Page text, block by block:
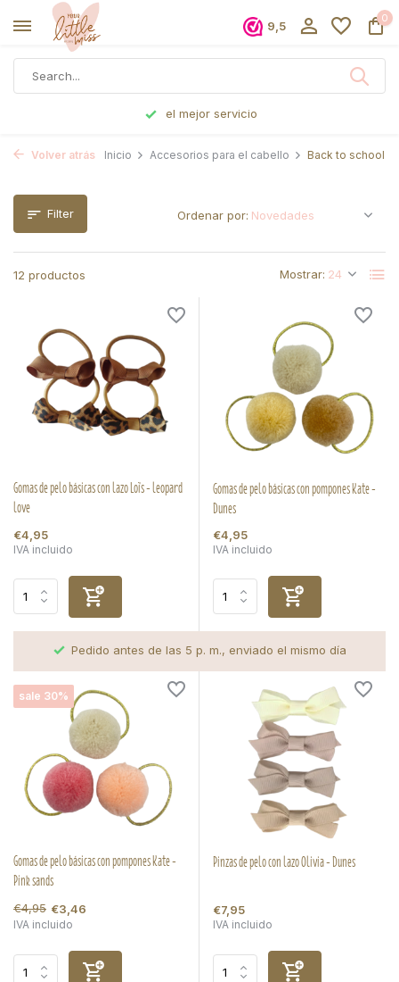
9,5
0
Pedido antes de las 5 p. m., enviado el mismo día
Volver atrás Inicio Accesorios para el cabello Back to school
Filter
12 productos Mostrar:
Ordenar por:
Gomas de pelo básicas con lazo Loïs - leopard
love
€4,95
IVA incluido
Gomas de pelo básicas con pompones Kate -
Dunes
€4,95
IVA incluido
Pedido antes de las 5 p. m., enviado el mismo día
sale 30%
Gomas de pelo básicas con pompones Kate -
Pink sands
€4,95 €3,46
IVA incluido
Pinzas de pelo con lazo Olivia - Dunes
€7,95
IVA incluido